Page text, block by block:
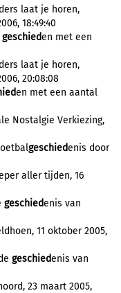
laat je horen,
18:49:40
geschieden met een
laat je horen,
20:08:08
en met een aantal
Nostalgie Verkiezing,
geschiedenis door
aller tijden, 16
geschiedenis van
11 oktober 2005,
geschiedenis van
23 maart 2005,